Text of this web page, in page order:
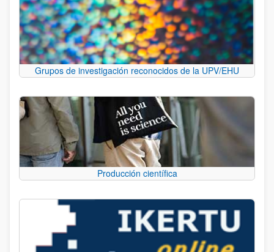
Grupos de investigación reconocidos de la UPV/EHU
Producción científica